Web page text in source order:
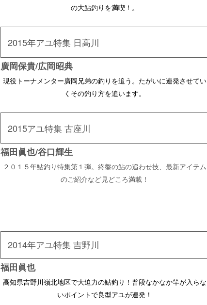
の大鮎釣りを満喫！。
2015年アユ特集 日高川
廣岡保貴/広岡昭典
現役トーナメンター廣岡兄弟の釣りを追う。たがいに連発させてい
くその釣り方を追います。
2015アユ特集 古座川
福田眞也/谷口輝生
２０１５年鮎釣り特集第１弾。終盤の鮎の追わせ技、最新アイテム
のご紹介など見どころ満載！
2014年アユ特集 吉野川
福田眞也
高知県吉野川嶺北地区で大迫力の鮎釣り！普段なかなか竿が入らな
いポイントで良型アユが連発！